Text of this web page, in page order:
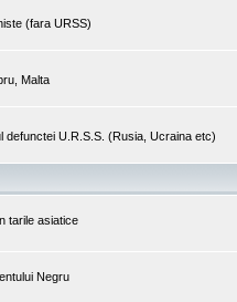
(fara URSS)
Malta
defunctei U.R.S.S. (Rusia, Ucraina etc)
tarile asiatice
Negru